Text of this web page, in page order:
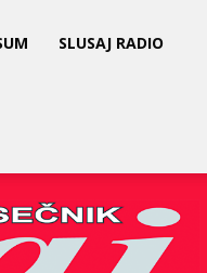
SLUSAJ RADIO